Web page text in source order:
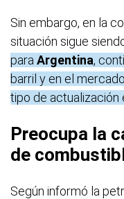
Sin embargo, en la
situación sigue
para Argentina,
barril y en el
tipo de actualización
Preocupa la
de
Según informó la